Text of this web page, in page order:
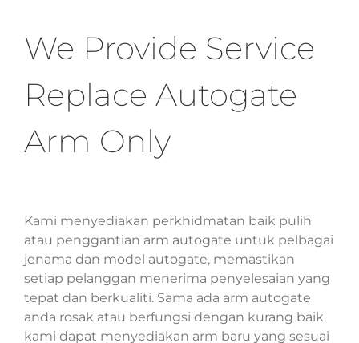
We Provide Service
Replace Autogate
Arm Only
Kami menyediakan perkhidmatan baik pulih
atau penggantian arm autogate untuk pelbagai
jenama dan model autogate, memastikan
setiap pelanggan menerima penyelesaian yang
tepat dan berkualiti. Sama ada arm autogate
anda rosak atau berfungsi dengan kurang baik,
kami dapat menyediakan arm baru yang sesuai